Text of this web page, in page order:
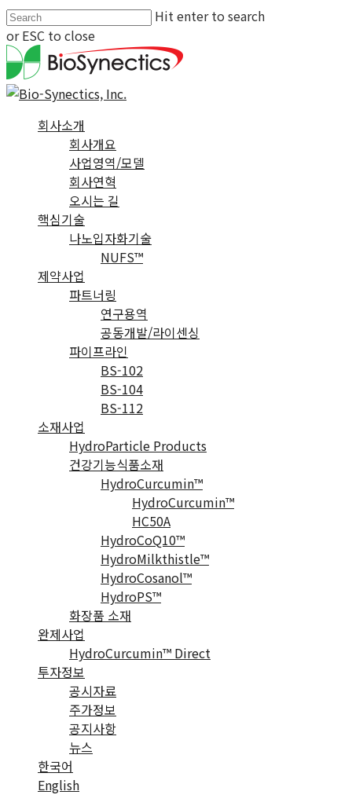
Hit enter to search
or ESC to close
회사소개
회사개요
사업영역/모델
회사연혁
오시는 길
핵심기술
나노입자화기술
NUFS™
제약사업
파트너링
연구용역
공동개발/라이센싱
파이프라인
BS-102
BS-104
BS-112
소재사업
HydroParticle Products
건강기능식품소재
HydroCurcumin™
HydroCurcumin™
HC50A
HydroCoQ10™
HydroMilkthistle™
HydroCosanol™
HydroPS™
화장품 소재
완제사업
HydroCurcumin™ Direct
투자정보
공시자료
주가정보
공지사항
뉴스
한국어
English